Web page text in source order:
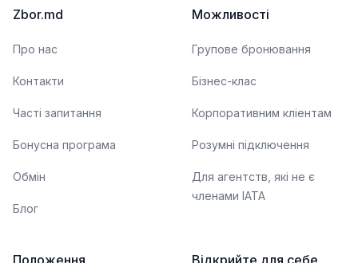
Zbor.md
Про нас
Контакти
Часті запитання
Бонусна програма
Обмін
Блог
Можливості
Групове бронювання
Бізнес-клас
Корпоративним кліентам
Розумні підключення
Для агентств, які не є
членами IATA
Положення Відкрийте для себе